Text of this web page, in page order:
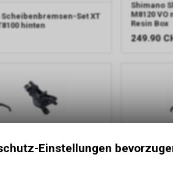
Set XT
hinten
Shimano
M8120 VO
Resin Box
249.90
Einstellungen